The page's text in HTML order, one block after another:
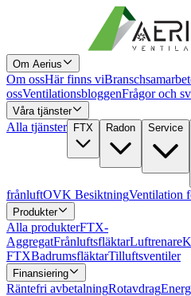
Om Aerius
Om ossHär finns vi
ossVentilationsbloggenFrågor och
Våra tjänster
Alla tjänster FTX Radon Service
frånluftOVK BesiktningVentilation
Produkter
Alla produkterFTX-
AggregatFrånluftsfläktarLuftrenare
FTXBadrumsfläktarTilluftsventiler
Finansiering
Räntefri avbetalningRotavdrag